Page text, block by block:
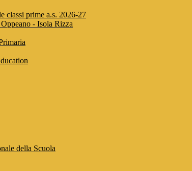
classi prime a.s. 2026-27
- Isola Rizza
della Scuola